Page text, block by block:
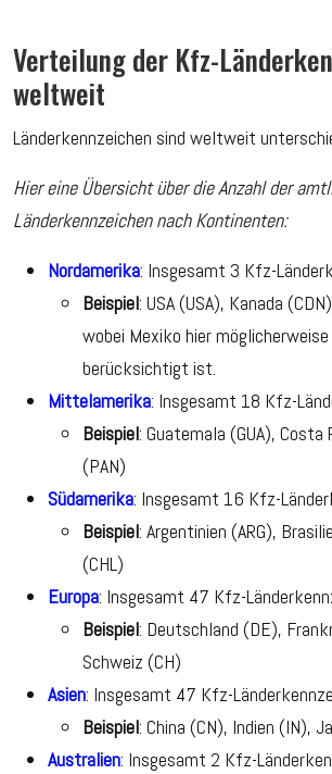
Verteilung der Kfz-
weltweit
Länderkennzeichen sind weltweit
Hier eine Übersicht über die Anzahl der
Länderkennzeichen nach Kontinenten:
Nordamerika: Insgesamt 3 Kfz-
Beispiel: USA (USA), Kanada
wobei Mexiko hier
berücksichtigt ist.
Mittelamerika: Insgesamt 18 Kfz-
Beispiel: Guatemala (GUA), Costa
(PAN)
Südamerika: Insgesamt 16 Kfz-
Beispiel: Argentinien (ARG),
(CHL)
Europa: Insgesamt 47 Kfz-
Beispiel: Deutschland (DE),
Schweiz (CH)
Asien: Insgesamt 47 Kfz-
Beispiel: China (CN), Indien (IN),
Australien: Insgesamt 2 Kfz-